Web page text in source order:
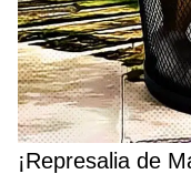
¡Represalia de